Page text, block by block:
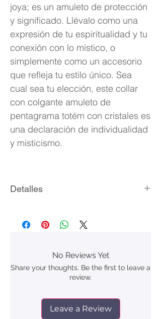
joya; es un amuleto de protección
y significado. Llévalo como una
expresión de tu espiritualidad y tu
conexión con lo místico, o
simplemente como un accesorio
que refleja tu estilo único. Sea
cual sea tu elección, este collar
con colgante amuleto de
pentagrama totém con cristales es
una declaración de individualidad
y misticismo.
Detalles
Medidas del colgante: 3.7 x 3.7 cm
Peso total: 20.8 g
No Reviews Yet
Share your thoughts. Be the first to leave a
review.
Leave a Review